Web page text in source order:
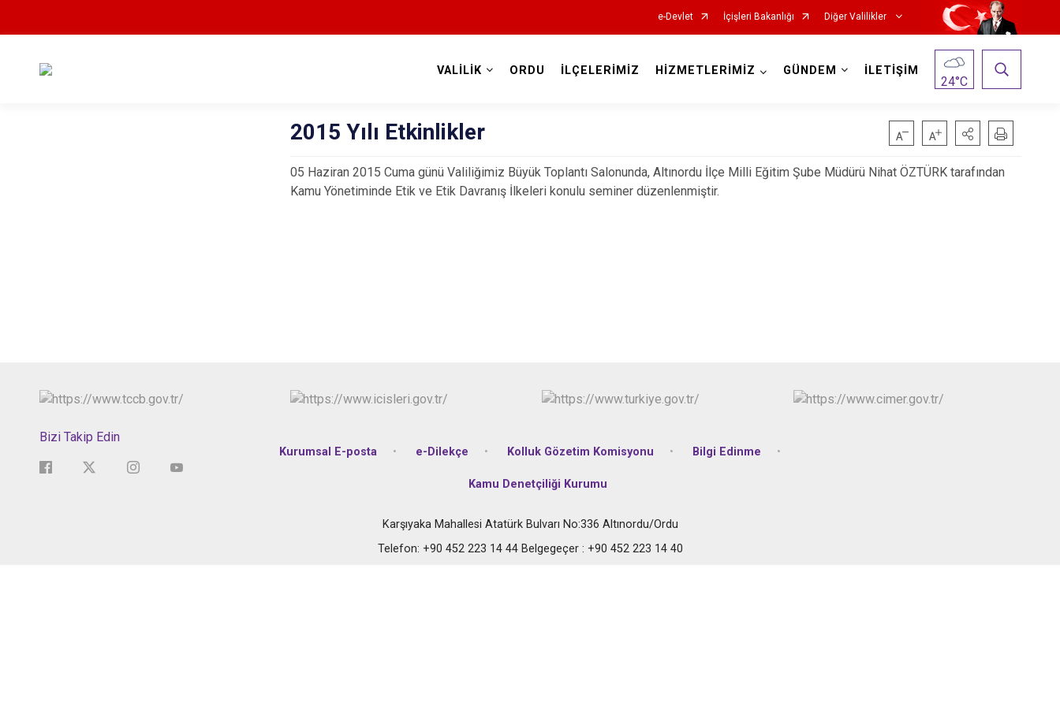
e-Devlet İçişleri Bakanlığı Diğer Valilikler
VALİLİK ORDU İLÇELERİMİZ HİZMETLERİMİZ GÜNDEM İLETİŞİM
24°C
2015 Yılı Etkinlikler
05 Haziran 2015 Cuma günü Valiliğimiz Büyük Toplantı Salonunda, Altınordu İlçe Milli Eğitim Şube Müdürü Nihat ÖZTÜRK tarafından
Kamu Yönetiminde Etik ve Etik Davranış İlkeleri konulu seminer düzenlenmiştir.
Bizi Takip Edin
Kurumsal E-posta e-Dilekçe Kolluk Gözetim Komisyonu Bilgi Edinme
Kamu Denetçiliği Kurumu
Karşıyaka Mahallesi Atatürk Bulvarı No:336 Altınordu/Ordu
Telefon: +90 452 223 14 44 Belgegeçer : +90 452 223 14 40